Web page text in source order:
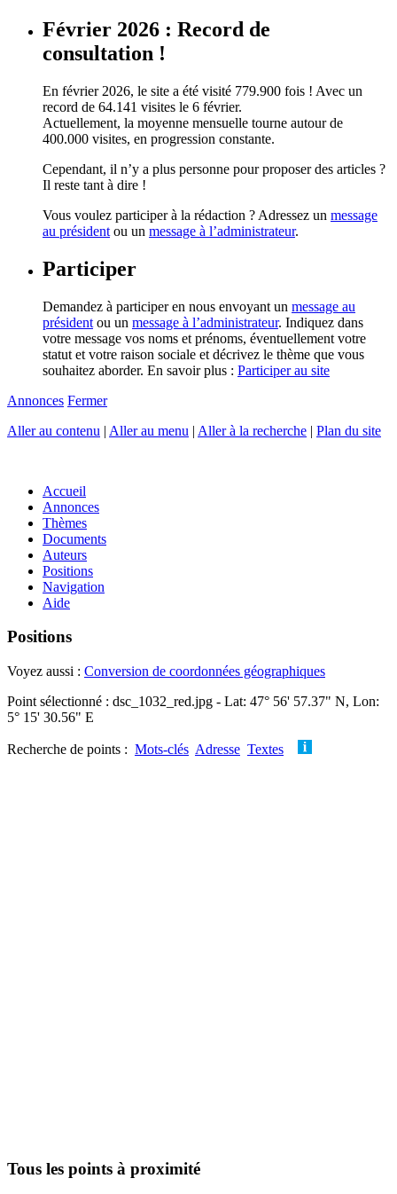
Février 2026 : Record de
consultation !
En février 2026, le site a été visité 779.900 fois ! Avec un
record de 64.141 visites le 6 février.
Actuellement, la moyenne mensuelle tourne autour de
400.000 visites, en progression constante.
Cependant, il n’y a plus personne pour proposer des articles ?
Il reste tant à dire !
Vous voulez participer à la rédaction ? Adressez un message
au président ou un message à l’administrateur.
Participer
Demandez à participer en nous envoyant un message au
président ou un message à l’administrateur. Indiquez dans
votre message vos noms et prénoms, éventuellement votre
statut et votre raison sociale et décrivez le thème que vous
souhaitez aborder. En savoir plus : Participer au site
Annonces Fermer
Aller au contenu | Aller au menu | Aller à la recherche | Plan du site
Accueil
Annonces
Thèmes
Documents
Auteurs
Positions
Navigation
Aide
Positions
Voyez aussi : Conversion de coordonnées géographiques
Point sélectionné : dsc_1032_red.jpg - Lat: 47° 56' 57.37" N, Lon:
5° 15' 30.56" E
Recherche de points : Mots-clés Adresse Textes
Tous les points à proximité